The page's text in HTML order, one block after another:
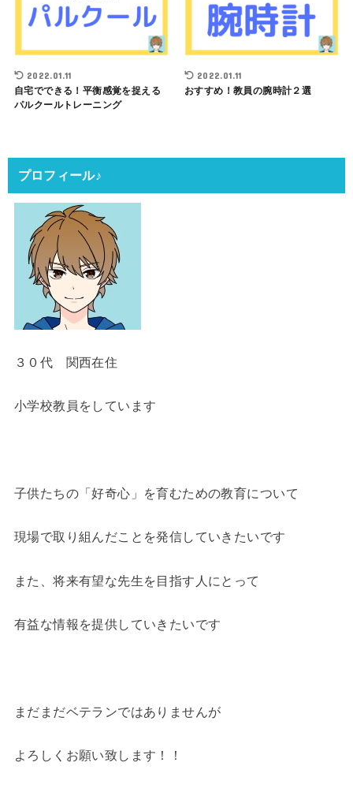
2022.01.11
自宅でできる！平衡感覚を捉える
パルクールトレーニング
2022.01.11
おすすめ！教員の腕時計２選
プロフィール♪
３０代 関西在住
小学校教員をしています
子供たちの「好奇心」を育むための教育について
現場で取り組んだことを発信していきたいです
また、将来有望な先生を目指す人にとって
有益な情報を提供していきたいです
まだまだベテランではありませんが
よろしくお願い致します！！